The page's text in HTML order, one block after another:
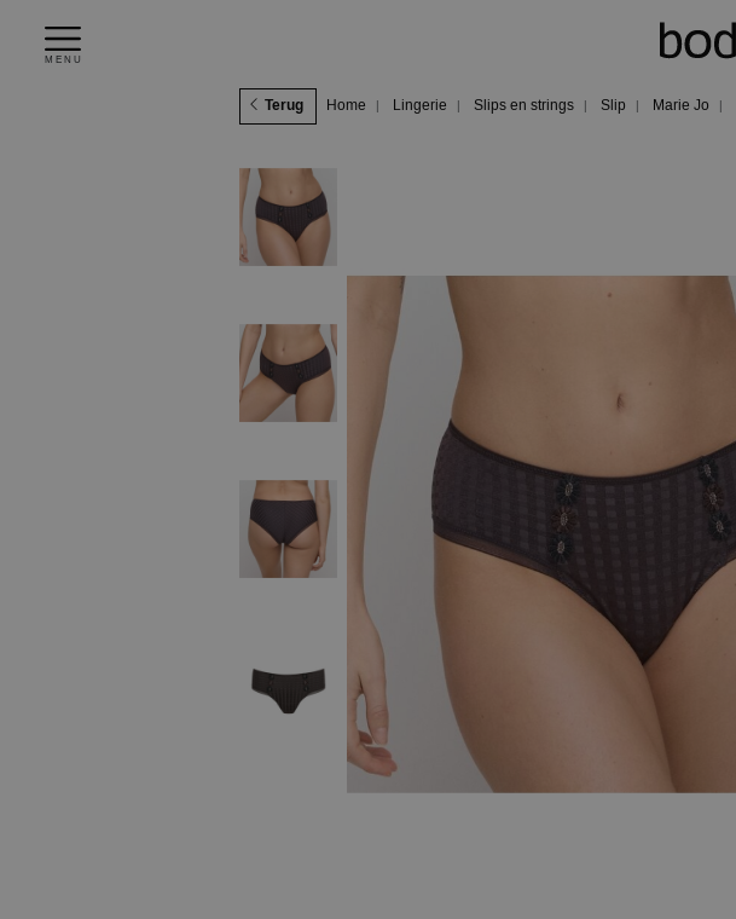
MENU
Terug Home Lingerie Slips en strings Slip Marie Jo